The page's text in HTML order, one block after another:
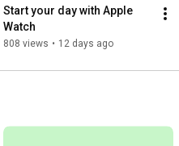
Start your day with Apple
Watch
808 views • 12 days ago